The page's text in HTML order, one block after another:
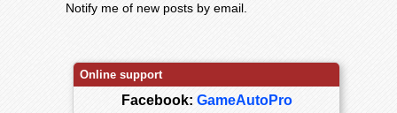
Notify me of new posts by email.
Online support
Facebook: GameAutoPro